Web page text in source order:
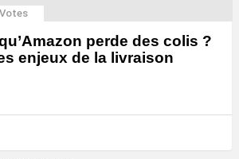
Votes
perde des colis ?
enjeux de la livraison